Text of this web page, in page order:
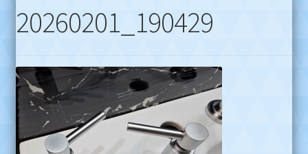
20260201_190429